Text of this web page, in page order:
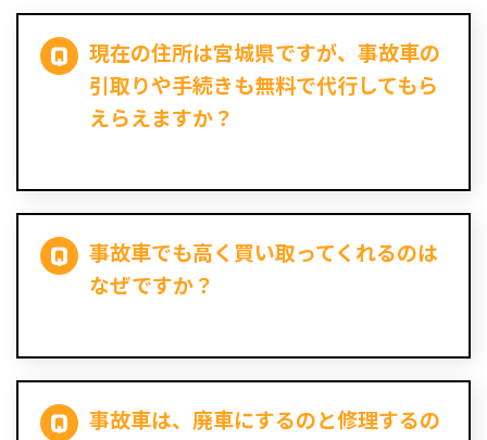
現在の住所は宮城県ですが、事故車の
引取りや手続きも無料で代行してもら
えらえますか？
事故車でも高く買い取ってくれるのは
なぜですか？
事故車は、廃車にするのと修理するの